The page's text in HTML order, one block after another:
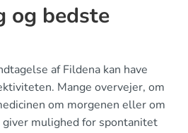
og bedste
af Fildena kan have
Mange overvejer, om
om morgenen eller om
mulighed for spontanitet